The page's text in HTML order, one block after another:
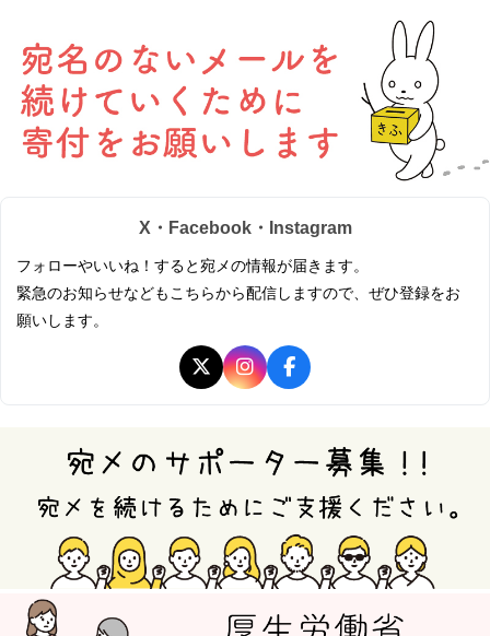
X・Facebook・Instagram
フォローやいいね！すると宛メの情報が届きます。
緊急のお知らせなどもこちらから配信しますので、ぜひ登録をお
願いします。